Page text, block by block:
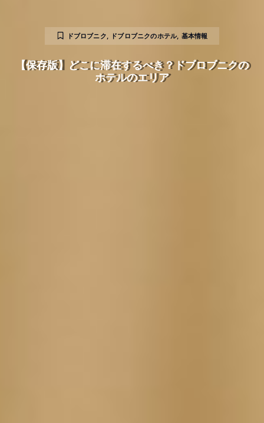
ドブロブニク ドブロブニクのホテル, 基本情報
【保存版】どこに滞在するべき？ドブロブニクの
ホテルのエリア